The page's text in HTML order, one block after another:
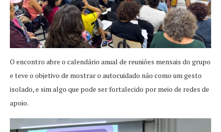
O encontro abre o calendário anual de reuniões mensais do grupo
e teve o objetivo de mostrar o autocuidado não como um gesto
isolado, e sim algo que pode ser fortalecido por meio de redes de
apoio.